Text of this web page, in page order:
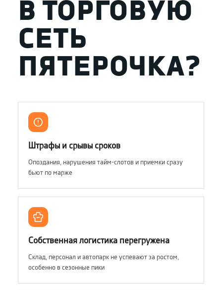
В ТОРГОВУЮ
СЕТЬ
ПЯТЕРОЧКА?
Штрафы и срывы сроков
Опоздания, нарушения тайм-слотов и приемки сразу
бьют по марже
Собственная логистика перегружена
Склад, персонал и автопарк не успевают за ростом,
особенно в сезонные пики